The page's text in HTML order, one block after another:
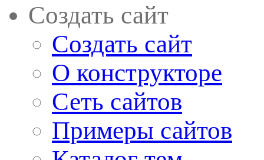
Создать сайт
Создать сайт
О конструкторе
Сеть сайтов
Примеры сайтов